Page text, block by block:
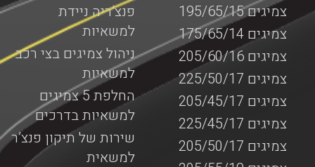
פנצ’ריה ניידת
למשאיות
ניהול צמיגים בצי רכב
למשאיות
החלפת 5 צמיגים
למשאיות בדרכים
שירות של תיקון פנצ’ר
למשאית
צמיגים 195/65/15
צמיגים 175/65/14
צמיגים 205/60/16
צמיגים 225/50/17
צמיגים 205/45/17
צמיגים 225/45/17
צמיגים 205/50/17